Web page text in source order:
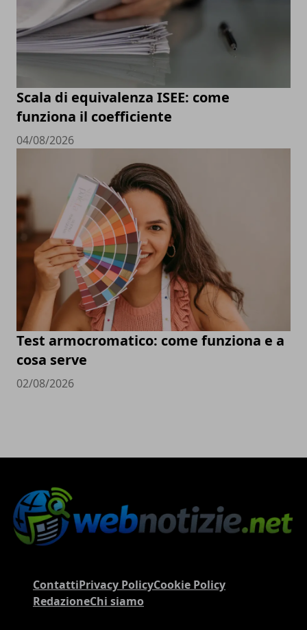
Scala di equivalenza ISEE: come
funziona il coefficiente
04/08/2026
Test armocromatico: come funziona e a
cosa serve
02/08/2026
ContattiPrivacy PolicyCookie Policy
RedazioneChi siamo